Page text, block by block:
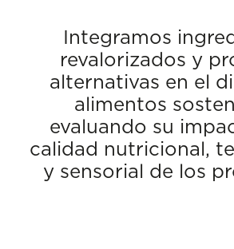
Integramos
revalorizados y
alternativas en el
alimentos
evaluando su
calidad nutricional,
y sensorial de los